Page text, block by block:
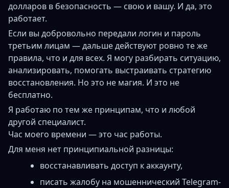
долларов в безопасность — свою и вашу. И да, это
работает.
Если вы добровольно передали логин и пароль
третьим лицам — дальше действуют ровно те же
правила, что и для всех. Я могу разбирать ситуацию,
анализировать, помогать выстраивать стратегию
восстановления. Но это не магия. И это не
бесплатно.
Я работаю по тем же принципам, что и любой
другой специалист.
Час моего времени — это час работы.
Для меня нет принципиальной разницы:
восстанавливать доступ к аккаунту,
писать жалобу на мошеннический Telegram-